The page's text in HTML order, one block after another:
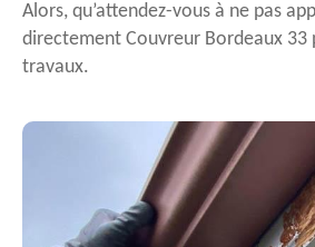
Alors, qu’attendez-vous à ne pas
directement Couvreur Bordeaux 33
travaux.